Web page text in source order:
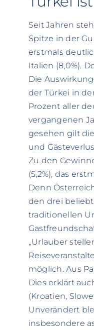
Seit Jahren
Spitze in der
erstmals
Italien (8,0%).
Die
der Türkei in
Prozent aller
vergangenen
gesehen gilt
und
Zu den
(5,2%), das
Denn
den drei
traditionellen
„Urlauber
möglich. Aus
Dies erklärt
(Kroatien,
Unverändert
insbesondere